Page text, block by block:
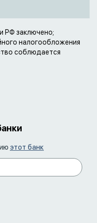
РФ заключено;
налогообложения
соблюдается
этот банк